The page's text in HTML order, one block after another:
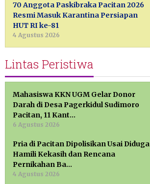
70 Anggota Paskibraka Pacitan 2026
Resmi Masuk Karantina Persiapan
HUT RI ke-81
4 Agustus 2026
Lintas Peristiwa
Mahasiswa KKN UGM Gelar Donor
Darah di Desa Pagerkidul Sudimoro
Pacitan, 11 Kant…
6 Agustus 2026
Pria di Pacitan Dipolisikan Usai Diduga
Hamili Kekasih dan Rencana
Pernikahan Ba…
4 Agustus 2026